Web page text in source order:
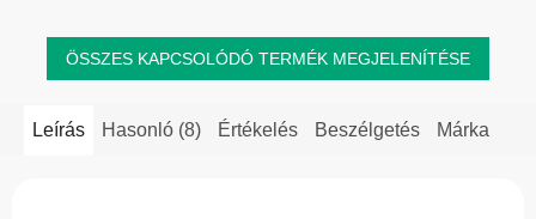
ÖSSZES KAPCSOLÓDÓ TERMÉK MEGJELENÍTÉSE
Leírás Hasonló (8) Értékelés Beszélgetés Márka